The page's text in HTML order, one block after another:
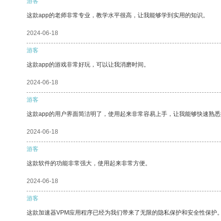
这款app的老师非常专业，教学水平很高，让我能够学到实用的知识。
2024-06-18
游客
这款app的游戏非常好玩，可以让我消磨时间。
2024-06-18
游客
这款app的用户界面简洁明了，使用起来非常容易上手，让我能够快速熟悉
2024-06-18
游客
这款软件的功能非常强大，使用起来非常方便。
2024-06-18
游客
这款加速器VPM应用程序已经为我们带来了无限的隐私保护和安全性保护。